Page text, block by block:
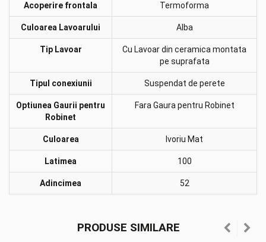
Acoperire frontala Termoforma
Culoarea Lavoarului Alba
Tip Lavoar
Cu Lavoar din ceramica montata
pe suprafata
Tipul conexiunii Suspendat de perete
Optiunea Gaurii pentru
Robinet
Fara Gaura pentru Robinet
Culoarea Ivoriu Mat
Latimea 100
Adincimea 52
PRODUSE SIMILARE